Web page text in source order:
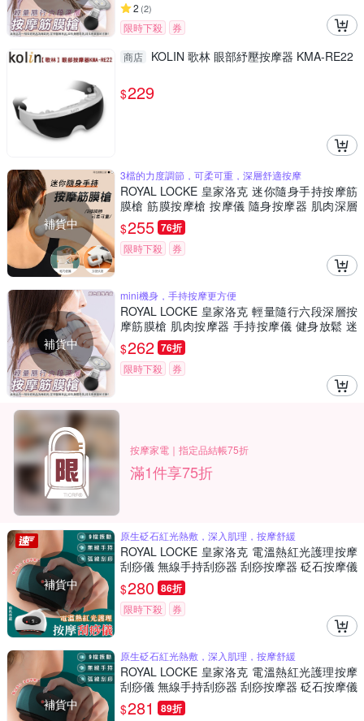
2 (2)
限時下殺 券
商店 KOLIN 歌林 眼部紓壓按摩器 KMA-RE22
$229
補貨中
3檔的力度調節，可柔可重，深層舒適按摩
ROYAL LOCKE 皇家洛克 迷你隨身手持按摩筋
膜槍 筋膜按摩槍 按摩儀 隨身按摩器 肌肉深層
按摩槍 三檔調節 運動健身放鬆
$255 76折
限時下殺 券
補貨中
mini機身，手持按摩更方便
ROYAL LOCKE 皇家洛克 輕量隨行六段深層按
摩筋膜槍 肌肉按摩器 手持按摩儀 健身放鬆 迷
你筋膜槍 身體按摩舒緩 USB充電
$262 76折
限時下殺 券
按摩家電｜指定品結帳75折
滿1件享75折
補貨中
原生砭石紅光熱敷，深入肌理，按摩舒緩
ROYAL LOCKE 皇家洛克 電溫熱紅光護理按摩
刮痧儀 無線手持刮痧器 刮痧按摩器 砭石按摩儀
紅光熱敷按摩 USB充電
$280 86折
限時下殺 券
補貨中
原生砭石紅光熱敷，深入肌理，按摩舒緩
ROYAL LOCKE 皇家洛克 電溫熱紅光護理按摩
刮痧儀 無線手持刮痧器 刮痧按摩器 砭石按摩儀
紅光熱敷按摩 USB充電
$281 89折